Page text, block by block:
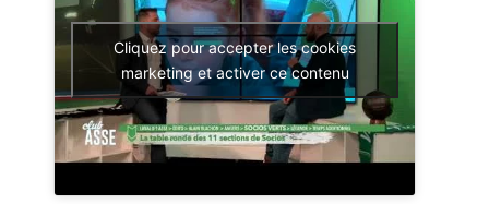
Cliquez pour accepter les cookies
marketing et activer ce contenu